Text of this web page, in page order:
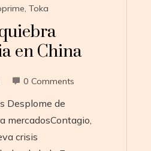
, Toka
en China
0 Comments
Desplome de
mercadosContagio,
crisis